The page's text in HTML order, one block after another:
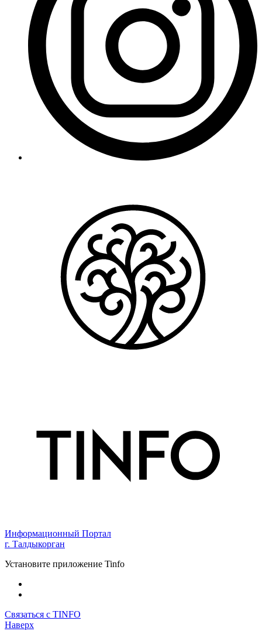
Информационный Портал
г. Талдыкорган
Установите приложение Tinfo
Связаться с TINFO
Наверх